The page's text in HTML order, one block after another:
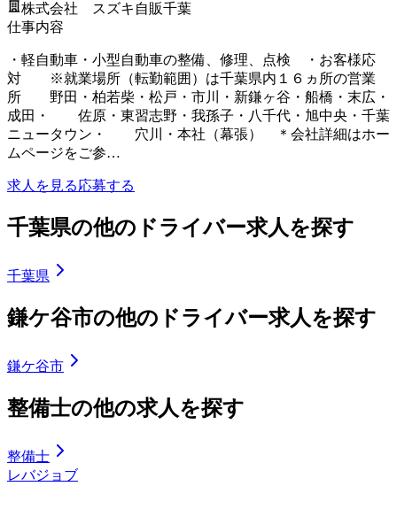
株式会社 スズキ自販千葉
仕事内容
・軽自動車・小型自動車の整備、修理、点検 ・お客様応
対 ※就業場所（転勤範囲）は千葉県内１６ヵ所の営業
所 野田・柏若柴・松戸・市川・新鎌ヶ谷・船橋・末広・
成田・ 佐原・東習志野・我孫子・八千代・旭中央・千葉
ニュータウン・ 穴川・本社（幕張） ＊会社詳細はホー
ムページをご参…
求人を見る応募する
千葉県の他のドライバー求人を探す
千葉県
鎌ケ谷市の他のドライバー求人を探す
鎌ケ谷市
整備士の他の求人を探す
整備士
レバジョブ